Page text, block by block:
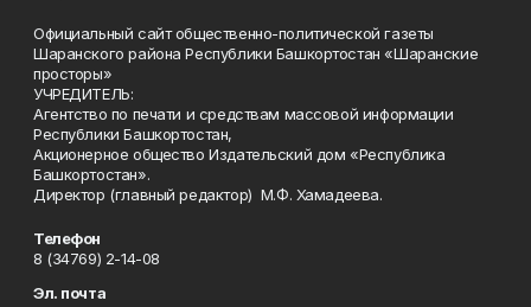
Официальный сайт общественно-политической газеты
Шаранского района Республики Башкортостан «Шаранские
просторы»
УЧРЕДИТЕЛЬ:
Агентство по печати и средствам массовой информации
Республики Башкортостан,
Акционерное общество Издательский дом «Республика
Башкортостан».
Директор (главный редактор) М.Ф. Хамадеева.
Телефон
8 (34769) 2-14-08
Эл. почта